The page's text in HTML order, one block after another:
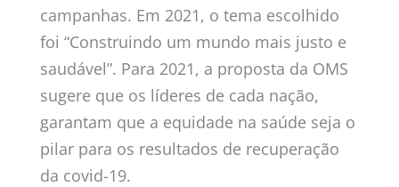
campanhas. Em 2021, o tema escolhido
foi “Construindo um mundo mais justo e
saudável”. Para 2021, a proposta da OMS
sugere que os líderes de cada nação,
garantam que a equidade na saúde seja o
pilar para os resultados de recuperação
da covid-19.